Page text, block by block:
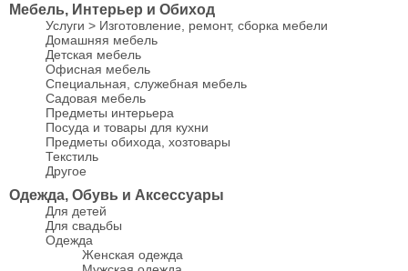
Мебель, Интерьер и Обиход
Услуги > Изготовление, ремонт, сборка мебели
Домашняя мебель
Детская мебель
Офисная мебель
Специальная, служебная мебель
Садовая мебель
Предметы интерьера
Посуда и товары для кухни
Предметы обихода, хозтовары
Текстиль
Другое
Одежда, Обувь и Аксессуары
Для детей
Для свадьбы
Одежда
Женская одежда